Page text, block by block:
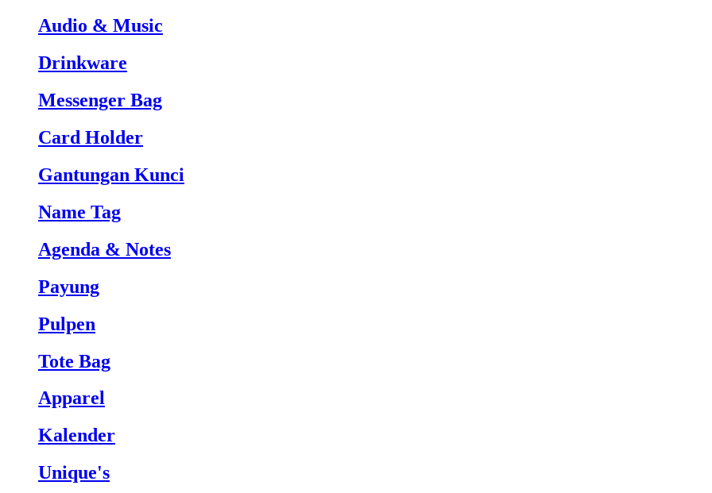
Audio & Music
Drinkware
Messenger Bag
Card Holder
Gantungan Kunci
Name Tag
Agenda & Notes
Payung
Pulpen
Tote Bag
Apparel
Kalender
Unique's